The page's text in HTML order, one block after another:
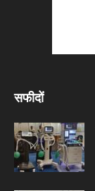
सफीदों